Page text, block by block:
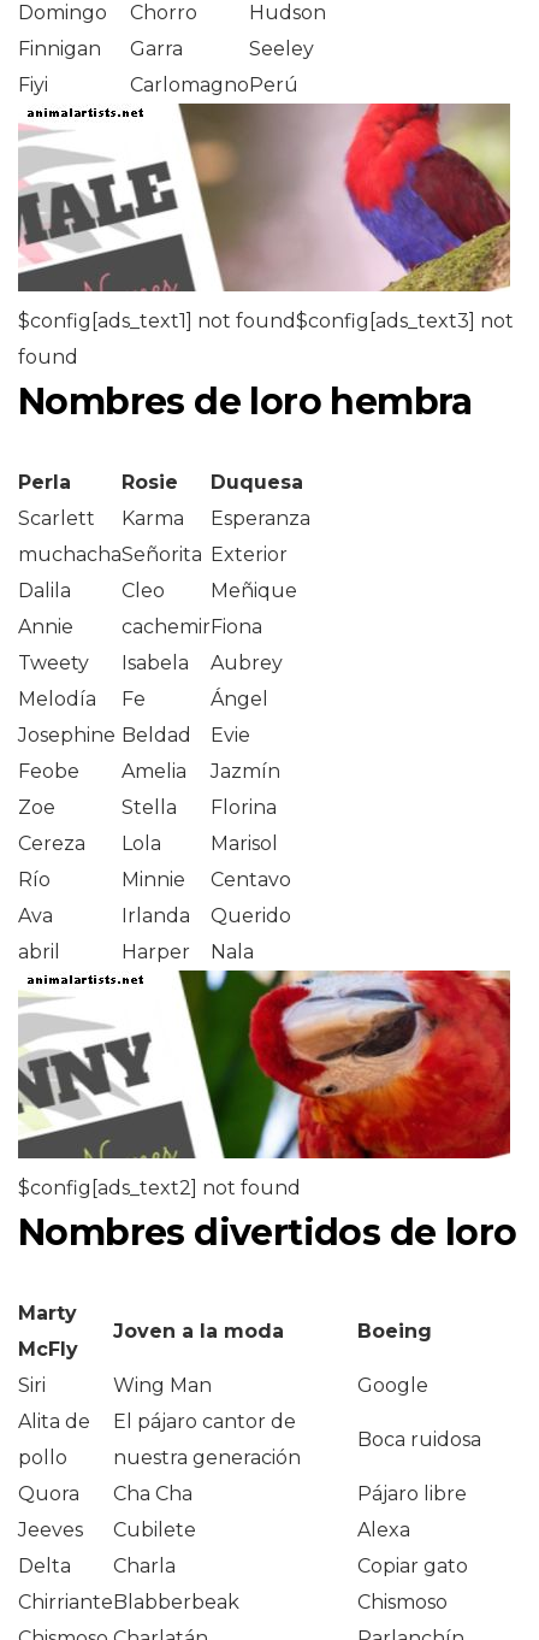
Domingo
Chorro
Hudson
Finnigan
Garra
Seeley
Fiyi
CarlomagnoPerú
$config[ads_text1] not found$config[ads_text3] not
found
Nombres de loro hembra
Perla Rosie
Duquesa
Scarlett
Karma
Esperanza
muchachaSeñorita Exterior
Dalila
Cleo
Meñique
Annie
cachemirFiona
Tweety
Isabela
Aubrey
Melodía
Fe
Ángel
Josephine Beldad
Evie
Feobe
Amelia
Jazmín
Zoe
Stella
Florina
Cereza
Lola
Marisol
Río
Minnie
Centavo
Ava
Irlanda
Querido
abril
Harper Nala
$config[ads_text2] not found
Nombres divertidos de loro
Marty
McFly
Joven a la moda Boeing
Siri Wing Man
Google
Alita de
pollo
El pájaro cantor de
nuestra generación
Boca ruidosa
Quora Cha Cha
Pájaro libre
Jeeves
Cubilete
Alexa
Delta
Charla
Copiar gato
ChirrianteBlabberbeak
Chismoso